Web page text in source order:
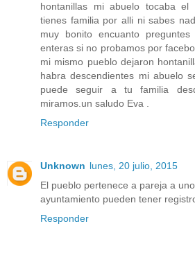
hontanillas mi abuelo tocaba
tienes familia por alli ni sabes
muy bonito encuanto
enteras si no probamos por
mi mismo pueblo dejaron
habra descendientes mi abuelo
puede seguir a tu familia
miramos.un saludo Eva .
Responder
Unknown lunes, 20 julio, 2015
El pueblo pertenece a pareja a
ayuntamiento pueden tener
Responder